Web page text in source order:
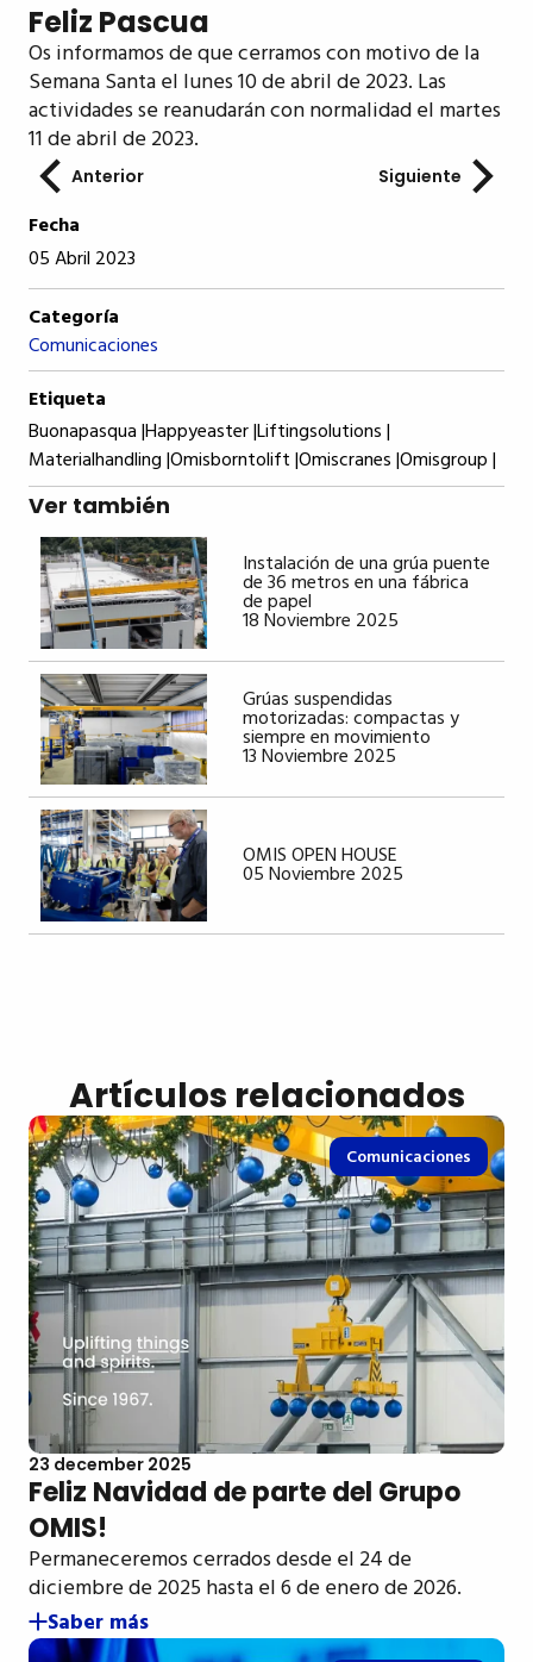
Fecha
05 Abril 2023
Categoría
Comunicaciones
Etiqueta
Buonapasqua |Happyeaster |Liftingsolutions |
Materialhandling |Omisborntolift |Omiscranes |Omisgroup |
Ver también
Instalación de una grúa puente
de 36 metros en una fábrica
de papel
18 Noviembre 2025
Grúas suspendidas
motorizadas: compactas y
siempre en movimiento
13 Noviembre 2025
OMIS OPEN HOUSE
05 Noviembre 2025
Feliz Pascua
Os informamos de que cerramos con motivo de la
Semana Santa el lunes 10 de abril de 2023. Las
actividades se reanudarán con normalidad el martes
11 de abril de 2023.
Anterior Siguiente
Artículos relacionados
Comunicaciones
23 december 2025
Feliz Navidad de parte del Grupo
OMIS!
Permaneceremos cerrados desde el 24 de
diciembre de 2025 hasta el 6 de enero de 2026.
Saber más